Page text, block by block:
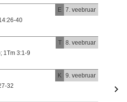
E 7. veebruar
40
T 8. veebruar
1Tm 3:1-9
K 9. veebruar
32